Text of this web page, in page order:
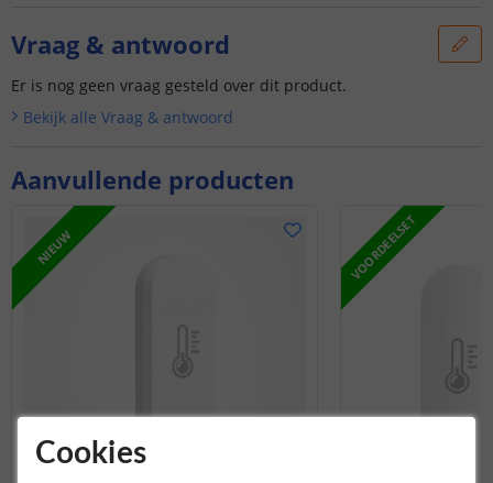
Aanvullende producten
NIEUW VOORDEELSET
Vraag & antwoord
Er is nog geen vraag gesteld over dit product.
Bekijk alle Vraag & antwoord
Cookies